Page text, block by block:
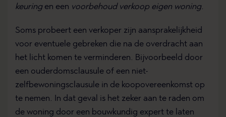
keuringen een voorbehoud verkoop eigen woning.
Soms probeert een verkoper zijn aansprakelijkheid
voor eventuele gebreken die na de overdracht aan
het licht komen te verminderen. Bijvoorbeeld door
een ouderdomsclausule of een niet-
zelfbewoningsclausule in de koopovereenkomst op
te nemen. In dat geval is het zeker aan te raden om
de woning door een bouwkundig expert te laten